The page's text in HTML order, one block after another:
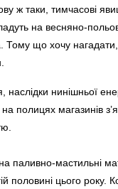
ж таки, тимчасові
на весняно-
Тому що хочу
нинішньої
на полицях магазинів
паливно-мастильні
половині цього